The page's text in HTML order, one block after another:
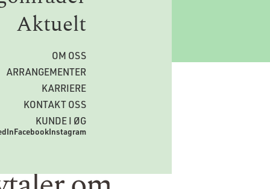
Aktuelt
OM OSS
ARRANGEMENTER
KARRIERE
KONTAKT OSS
KUNDE I ØG
FacebookInstagram